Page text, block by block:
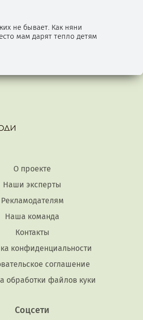
не бывает. Как няни
мам дарят тепло детям
О проекте
Наши эксперты
Рекламодателям
Наша команда
Контакты
конфиденциальности
соглашение
обработки файлов куки
Соцсети